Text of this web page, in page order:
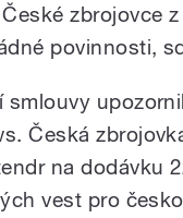
zbrojovce
povinnosti,
smlouvy
Česká
na dodávku
vest pro